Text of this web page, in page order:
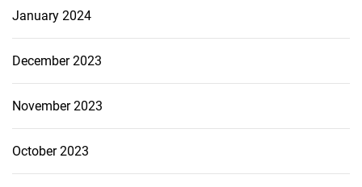
January 2024
December 2023
November 2023
October 2023